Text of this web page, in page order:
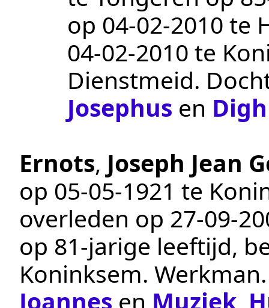
op 04‑02‑2010 te
04‑02‑2010 te
Dienstmeid.
Josephus en
Ernots, Joseph Jean
op 05‑05‑1921 te
overleden op
op 81-jarige leeftijd,
Koninksem. Werkman
Joannes en Muziek,